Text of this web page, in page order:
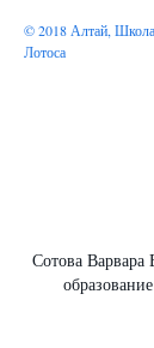
© 2018 Алтай,
Лотоса
Сотова